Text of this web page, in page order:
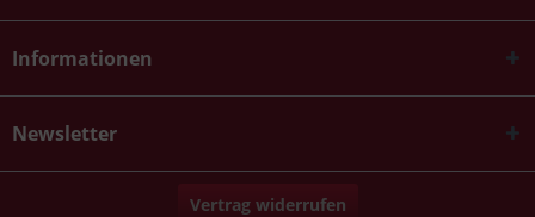
Informationen
Newsletter
Vertrag widerrufen